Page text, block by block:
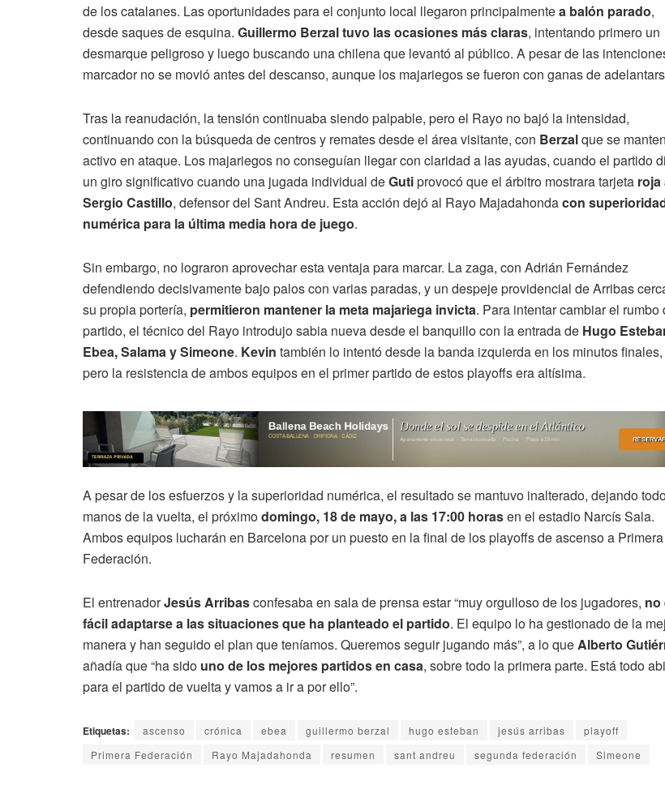
de los catalanes. Las oportunidades para el conjunto local llegaron principalmentea balón parado,
desde saques de esquina. Guillermo Berzal tuvo las ocasiones más claras, intentando primero un
desmarque peligroso y luego buscando una chilena que levantó al público. A pesar de las
marcador no se movió antes del descanso, aunque los majariegos se fueron con ganas de
Tras la reanudación, la tensión continuaba siendo palpable, pero el Rayo no bajó la intensidad,
continuando con la búsqueda de centros y remates desde el área visitante, con Berzalque se
activo en ataque. Los majariegos no conseguían llegar con claridad a las ayudas, cuando el partido
un giro significativo cuando una jugada individual deGutiprovocó que el árbitro mostrara tarjeta roja
Sergio Castillo, defensor del Sant Andreu. Esta acción dejó al Rayo Majadahondacon
numérica para la última media hora de juego.
Sin embargo, no lograron aprovechar esta ventaja para marcar. La zaga, con Adrián Fernández
defendiendo decisivamente bajo palos con varias paradas, y un despeje providencial de Arribas
su propia portería, permitieron mantener la meta majariega invicta. Para intentar cambiar el rumbo
partido, el técnico del Rayo introdujo sabia nueva desde el banquillo con la entrada de Hugo
Ebea, Salama y Simeone. Kevin también lo intentó desde la banda izquierda en los minutos finales,
pero la resistencia de ambos equipos en el primer partido de estos playoffs era altísima.
A pesar de los esfuerzos y la superioridad numérica, el resultado se mantuvo inalterado, dejando
manos de la vuelta, el próximodomingo, 18 de mayo, a las 17:00 horasen el estadio Narcís Sala.
Ambos equipos lucharán en Barcelona por un puesto en la final de los playoffs de ascenso a Primera
Federación.
El entrenadorJesús Arribasconfesaba en sala de prensa estar “muy orgulloso de los jugadores, no
fácil adaptarse a las situaciones que ha planteado el partido. El equipo lo ha gestionado de la
manera y han seguido el plan que teníamos. Queremos seguir jugando más”, a lo queAlberto
añadía que “ha sido uno de los mejores partidos en casa, sobre todo la primera parte. Está todo
para el partido de vuelta y vamos a ir a por ello”.
Etiquetas: ascenso crónica ebea guillermo berzal hugo esteban jesús arribas
playoff
Primera Federación
Rayo Majadahonda resumen sant andreu segunda federación Simeone